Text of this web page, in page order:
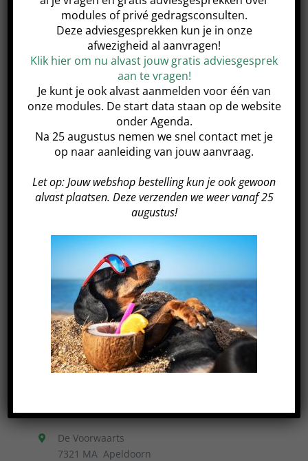
Basisvaardigheden voor het loslopen;
Basisvaardigheden met betrekking tot het hier
Deelnemen aan een groepswandeling waarbij er
geoefend wordt met het ontspannen aan de lijn
worden en het los leren volgen.
Deze module bestaat uit 4 praktijklessen in groepen
persoonlijke aandacht en begeleiding.
Na afronding ontvang je een certificaat van deelname.
De Voorwaarts
7321 MA Apeldoorn
modules of privé gedragsconsulten.
Deze adviesgesprekken kun je in onze
afwezigheid al aanvragen!
Klik hier om nu alvast jouw gratis adviesgesprek
aan te vragen!
Je kunt je ook alvast aanmelden voor één van
onze modules. De start data staan op de website
onder Agenda.
Na 25 augustus nemen we snel contact met je
op naar aanleiding van jouw aanvraag.
Let op: Jouw webshop bestelling kun je ook gewoon
alvast plaatsen. Deze verzenden we weer vanaf 25
augustus!